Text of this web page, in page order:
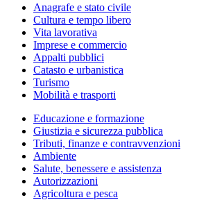
Anagrafe e stato civile
Cultura e tempo libero
Vita lavorativa
Imprese e commercio
Appalti pubblici
Catasto e urbanistica
Turismo
Mobilità e trasporti
Educazione e formazione
Giustizia e sicurezza pubblica
Tributi, finanze e contravvenzioni
Ambiente
Salute, benessere e assistenza
Autorizzazioni
Agricoltura e pesca